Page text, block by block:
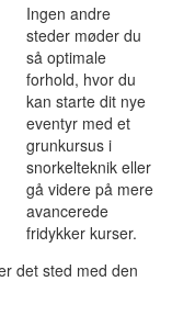
Ingen andre
steder møder du
så optimale
forhold, hvor du
kan starte dit nye
eventyr med et
grunkursus i
snorkelteknik eller
gå videre på mere
avancerede
fridykker kurser.
det sted med den